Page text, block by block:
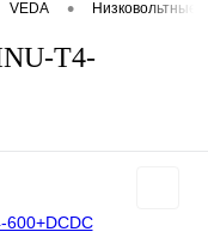
VEDA •
T4-